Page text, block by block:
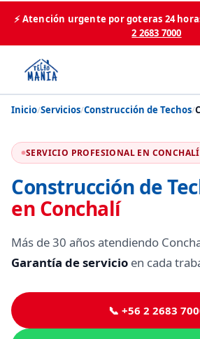
⚡ Atención urgente por goteras 24
2 2683 7000
Inicio/Servicios/Construcción de Techos/
SERVICIO PROFESIONAL EN CONCHALÍ
Construcción de
en Conchalí
Más de 30 años atendiendo
Garantía de servicio en cada
📞 +56 2 2683